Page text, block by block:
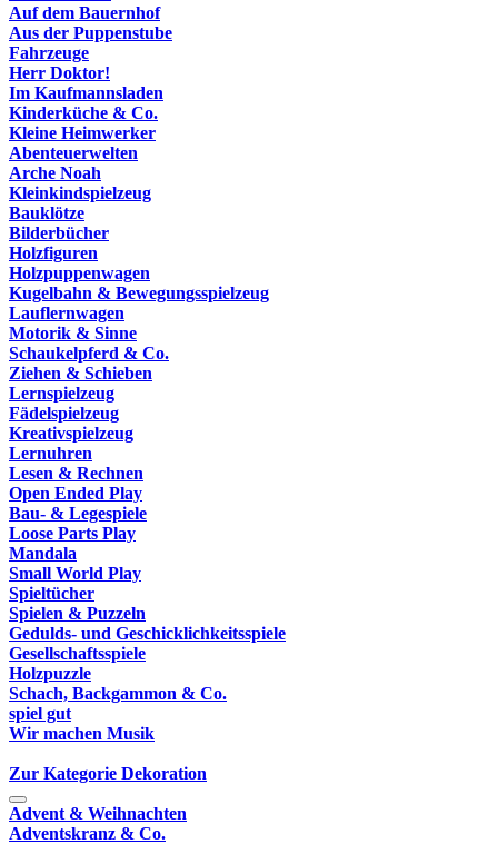
Auf dem Bauernhof
Aus der Puppenstube
Fahrzeuge
Herr Doktor!
Im Kaufmannsladen
Kinderküche & Co.
Kleine Heimwerker
Abenteuerwelten
Arche Noah
Kleinkindspielzeug
Bauklötze
Bilderbücher
Holzfiguren
Holzpuppenwagen
Kugelbahn & Bewegungsspielzeug
Lauflernwagen
Motorik & Sinne
Schaukelpferd & Co.
Ziehen & Schieben
Lernspielzeug
Fädelspielzeug
Kreativspielzeug
Lernuhren
Lesen & Rechnen
Open Ended Play
Bau- & Legespiele
Loose Parts Play
Mandala
Small World Play
Spieltücher
Spielen & Puzzeln
Gedulds- und Geschicklichkeitsspiele
Gesellschaftsspiele
Holzpuzzle
Schach, Backgammon & Co.
spiel gut
Wir machen Musik
Zur Kategorie Dekoration
Advent & Weihnachten
Adventskranz & Co.